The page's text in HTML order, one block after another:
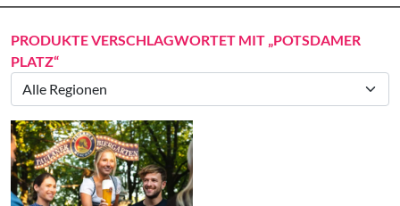
Hauptnavigation
PRODUKTE VERSCHLAGWORTET MIT „POTSDAMER
PLATZ“